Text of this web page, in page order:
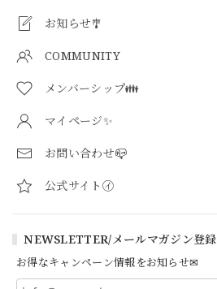
お知らせ🎐
COMMUNITY
メンバーシップ👪
マイページ✨
お問い合わせ📪
公式サイト㋑
NEWSLETTER/メールマガジン登録
お得なキャンペーン情報をお知らせ✉